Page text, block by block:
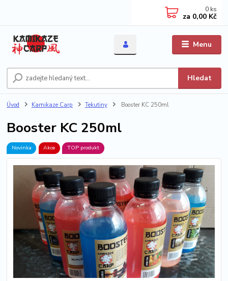
Menu
Hledat
0 ks
za 0,00 Kč
Úvod Kamikaze Carp Tekutiny Booster KC 250ml
Booster KC 250ml
Novinka Akce TOP produkt